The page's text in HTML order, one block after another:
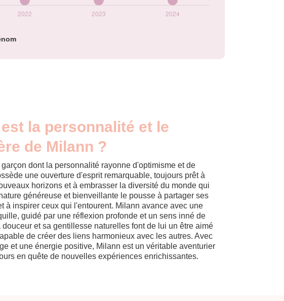
la personnalité et le
de Milann ?
dont la personnalité rayonne d'optimisme et de
une ouverture d'esprit remarquable, toujours prêt à
horizons et à embrasser la diversité du monde qui
généreuse et bienveillante le pousse à partager ses
à inspirer ceux qui l'entourent. Milann avance avec une
guidé par une réflexion profonde et un sens inné de
douceur et sa gentillesse naturelles font de lui un être aimé
de créer des liens harmonieux avec les autres. Avec
et une énergie positive, Milann est un véritable aventurier
en quête de nouvelles expériences enrichissantes.